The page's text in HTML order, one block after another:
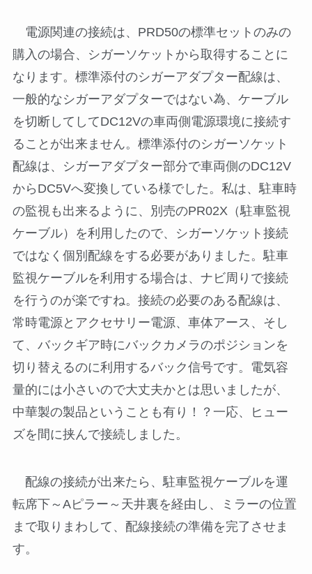
電源関連の接続は、PRD50の標準セットのみの
購入の場合、シガーソケットから取得することに
なります。標準添付のシガーアダプター配線は、
一般的なシガーアダプターではない為、ケーブル
を切断してしてDC12Vの車両側電源環境に接続す
ることが出来ません。標準添付のシガーソケット
配線は、シガーアダプター部分で車両側のDC12V
からDC5Vへ変換している様でした。私は、駐車時
の監視も出来るように、別売のPR02X（駐車監視
ケーブル）を利用したので、シガーソケット接続
ではなく個別配線をする必要がありました。駐車
監視ケーブルを利用する場合は、ナビ周りで接続
を行うのが楽ですね。接続の必要のある配線は、
常時電源とアクセサリー電源、車体アース、そし
て、バックギア時にバックカメラのポジションを
切り替えるのに利用するバック信号です。電気容
量的には小さいので大丈夫かとは思いましたが、
中華製の製品ということも有り！？一応、ヒュー
ズを間に挟んで接続しました。
配線の接続が出来たら、駐車監視ケーブルを運
転席下～Aピラー～天井裏を経由し、ミラーの位置
まで取りまわして、配線接続の準備を完了させま
す。